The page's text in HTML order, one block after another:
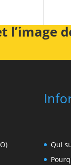
l’image
Qui